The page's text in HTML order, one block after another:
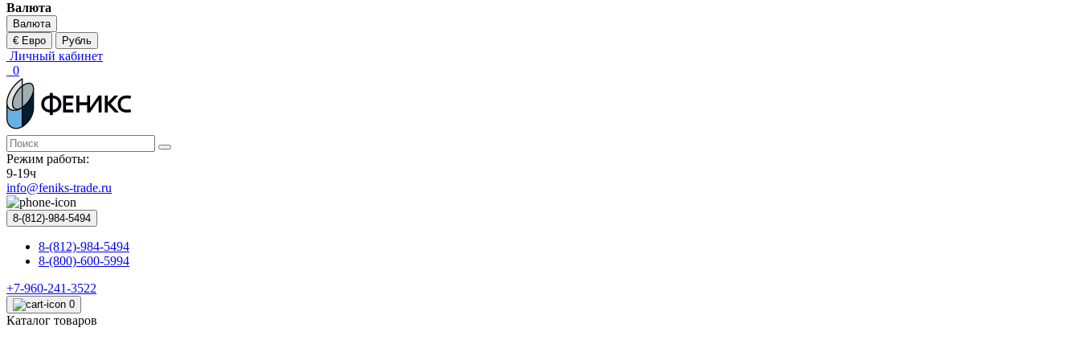
Валюта
Валюта
€ Евро
Рубль
Личный кабинет
0
Режим работы:
9-19ч
info@feniks-trade.ru
8-(812)-984-5494
8-(812)-984-5494
8-(800)-600-5994
+7-960-241-3522
0
Каталог товаров